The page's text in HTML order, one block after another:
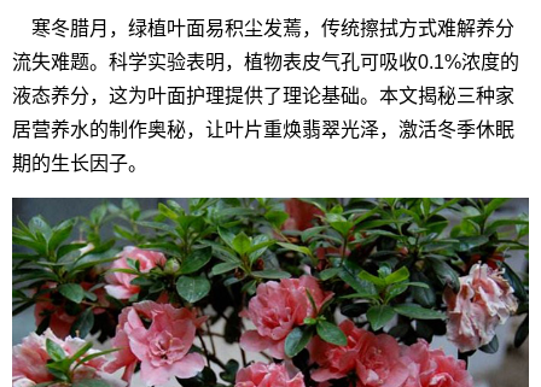
寒冬腊月，绿植叶面易积尘发蔫，传统擦拭方式难解养分
流失难题。科学实验表明，植物表皮气孔可吸收0.1%浓度的
液态养分，这为叶面护理提供了理论基础。本文揭秘三种家
居营养水的制作奥秘，让叶片重焕翡翠光泽，激活冬季休眠
期的生长因子。